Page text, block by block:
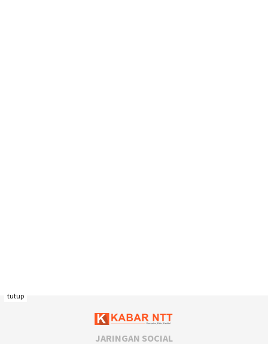
JARINGAN SOCIAL
tutup